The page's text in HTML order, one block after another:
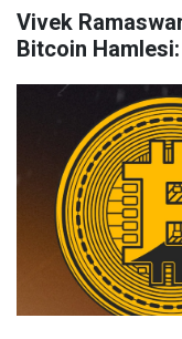
Vivek
Bitcoin Hamlesi: